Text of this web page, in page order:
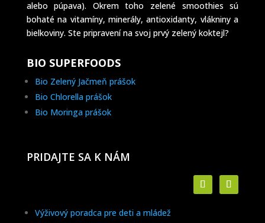
alebo púpava). Okrem toho zelené smoothies sú
bohaté na vitamíny, minerály, antioxidanty, vlákniny a
bielkoviny. Ste pripravení na svoj prvý zelený koktejl?
BIO SUPERFOODS
Bio Zelený Jačmeň prášok
Bio Chlorella prášok
Bio Moringa prášok
PRIDAJTE SA K NÁM
Výživový poradca pre deti a mládež